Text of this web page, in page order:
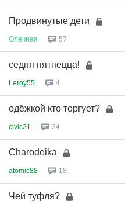
Продвинутые дети
Олечная 57
седня пятнецца!
Leroy55 4
одёжкой кто торгует?
civic21 24
Charodeika
atomic88 18
Чей туфля?